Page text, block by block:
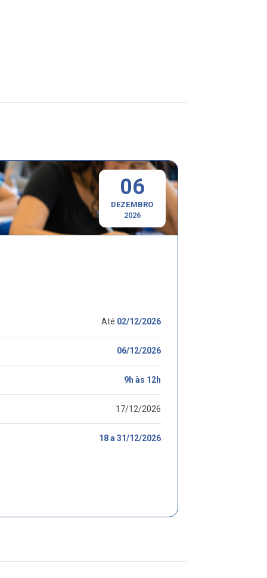
06
DEZEMBRO
2026
Até 02/12/2026
06/12/2026
9h às 12h
17/12/2026
18 a 31/12/2026